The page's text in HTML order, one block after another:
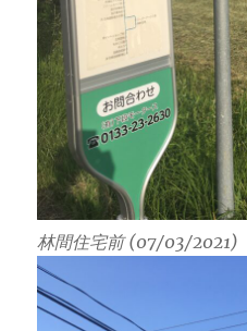
林間住宅前 (07/03/2021)